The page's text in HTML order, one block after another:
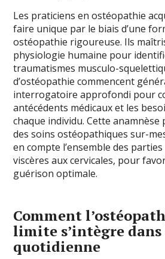
Les praticiens en ostéopathie
faire unique par le biais d’une
ostéopathie rigoureuse. Ils
physiologie humaine pour
traumatismes musculo-
d’ostéopathie commencent
interrogatoire approfondi pour
antécédents médicaux et les
chaque individu. Cette
des soins ostéopathiques sur-
en compte l’ensemble des
viscères aux cervicales, pour
guérison optimale.
Comment
limite s’intègre
quotidienne